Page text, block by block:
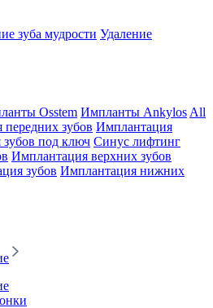
зуба мудрости Удаление
Osstem Импланты Ankylos All
зубов Имплантация
под ключ Синус лифтинг
Имплантация верхних зубов
зубов Имплантация нижних